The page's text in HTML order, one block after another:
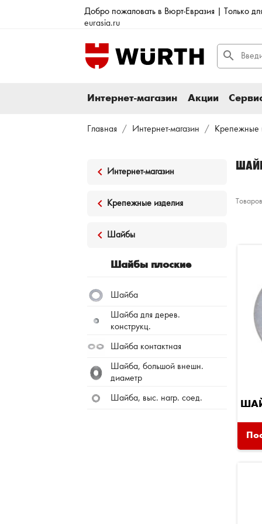
Добро пожаловать в Вюрт-Евразия | Только
eurasia.ru
search
Интернет-магазин Акции
Главная Интернет-магазин Крепежные
keyboard_arrow_left Интернет-магазин
keyboard_arrow_left Крепежные изделия
keyboard_arrow_left Шайбы
Шайбы плоские
Шайба
Шайба для дерев.
конструкц.
Шайба контактная
Шайба, большой внешн.
диаметр
Шайба, выс. нагр. соед.